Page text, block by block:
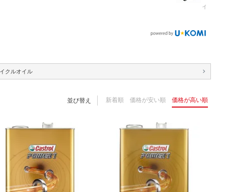
ィッシュグリ
クルオイル
並び替え 新着順 価格が安い順 価格が高い順